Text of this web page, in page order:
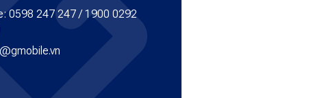
0598 247 247/1900 0292